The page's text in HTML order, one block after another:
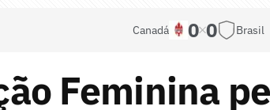
Canadá 0 0 Brasil
Feminina